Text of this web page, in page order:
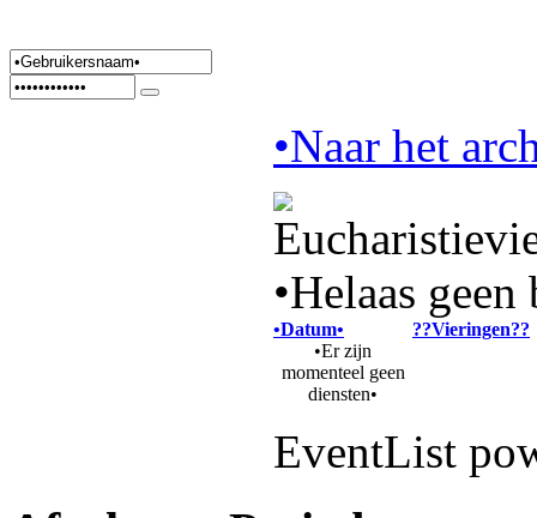
•Naar het
•Helaas
•Datum•
??Vieringen??
•Er zijn
momenteel geen
diensten•
EventList